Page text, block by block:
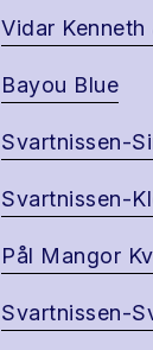
Vidar Kenneth
Bayou Blue
Svartnissen-
Svartnissen-
Pål Mangor
Svartnissen-